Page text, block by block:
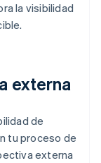
la visibilidad
externa
de
tu proceso de
externa